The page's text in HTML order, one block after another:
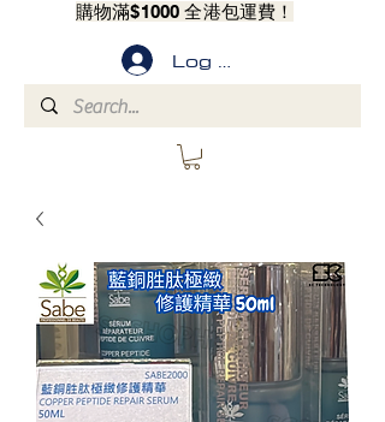
購物滿$1000 全港包運費！
Log In